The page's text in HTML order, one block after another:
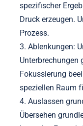
Klarheit und
Wichtige Fehler
1. Inkonsistenz:
Achtsamkeit
tägliche
stärken.
2.
spezifischer
Druck erzeugen.